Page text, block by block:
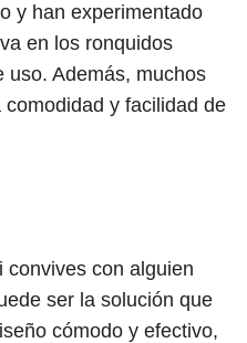
y han experimentado
en los ronquidos
uso. Además, muchos
y facilidad de
convives con alguien
ser la solución que
cómodo y efectivo,